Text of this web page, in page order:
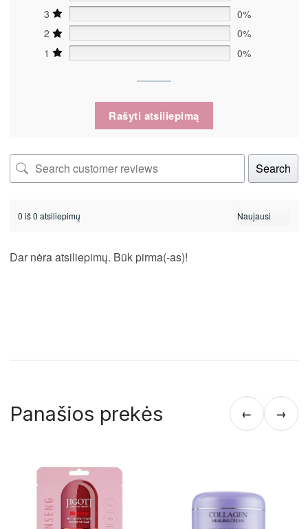
3
0%
2
0%
1
0%
Rašyti atsiliepimą
Search
0 iš 0 atsiliepimų
Dar nėra atsiliepimų. Būk pirma(-as)!
Panašios prekės ← →